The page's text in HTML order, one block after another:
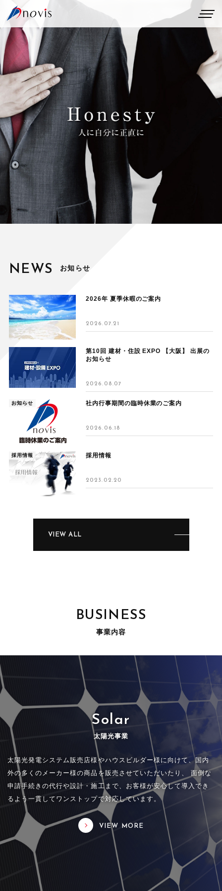
NEWS お知らせ
2026年 夏季休暇のご案内
2026.07.21
第10回 建材・住設 EXPO 【大阪】 出展の
お知らせ
2026.08.07
NEWS
お知らせ 社内行事期間の臨時休業のご案内
2026.06.18
採用情報 採用情報
2023.02.20
VIEW ALL
BUSINESS
事業内容
Solar
太陽光事業
太陽光発電システム販売店様やハウスビルダー様に向けて、国内
外の多くのメーカー様の商品を販売させていただいたり、 面倒な
申請手続きの代行や設計・施工まで、お客様が安心して導入でき
るよう一貫してワンストップで対応しています。
VIEW MORE